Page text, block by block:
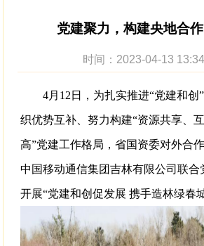
党建聚力，构建央地合
时间：2023-04-13
4月12日，为扎实推进“党建和创
织优势互补、努力构建“资源共享、
高”党建工作格局，省国资委对外合
中国移动通信集团吉林有限公司联合
开展“党建和创促发展 携手造林绿春